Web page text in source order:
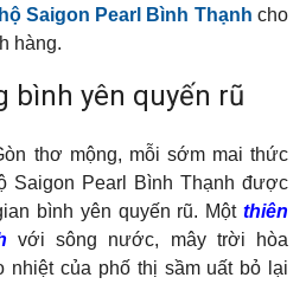
Saigon Pearl Bình Thạnh cho
hàng.
bình yên quyến rũ
thơ mộng, mỗi sớm mai thức
Saigon Pearl Bình Thạnh được
bình yên quyến rũ. Một thiên
với sông nước, mây trời hòa
nhiệt của phố thị sầm uất bỏ lại